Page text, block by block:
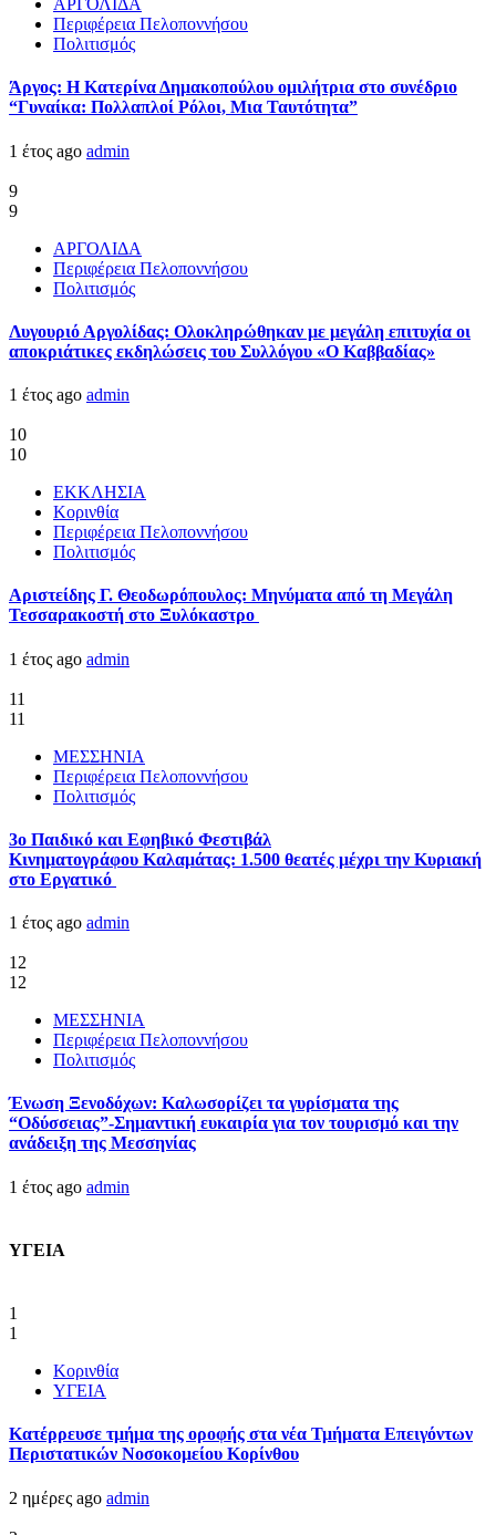
ΑΡΓΟΛΙΔΑ
Περιφέρεια Πελοποννήσου
Πολιτισμός
Άργος: Η Κατερίνα Δημακοπούλου ομιλήτρια στο συνέδριο
“Γυναίκα: Πολλαπλοί Ρόλοι, Μια Ταυτότητα”
1 έτος ago admin
9
9
ΑΡΓΟΛΙΔΑ
Περιφέρεια Πελοποννήσου
Πολιτισμός
Λυγουριό Αργολίδας: Ολοκληρώθηκαν με μεγάλη επιτυχία οι
αποκριάτικες εκδηλώσεις του Συλλόγου «Ο Καββαδίας»
1 έτος ago admin
10
10
ΕΚΚΛΗΣΙΑ
Κορινθία
Περιφέρεια Πελοποννήσου
Πολιτισμός
Αριστείδης Γ. Θεοδωρόπουλος: Μηνύματα από τη Μεγάλη
Τεσσαρακοστή στο Ξυλόκαστρο
1 έτος ago admin
11
11
ΜΕΣΣΗΝΙΑ
Περιφέρεια Πελοποννήσου
Πολιτισμός
3ο Παιδικό και Εφηβικό Φεστιβάλ
Κινηματογράφου Καλαμάτας: 1.500 θεατές μέχρι την Κυριακή
στο Εργατικό
1 έτος ago admin
12
12
ΜΕΣΣΗΝΙΑ
Περιφέρεια Πελοποννήσου
Πολιτισμός
Ένωση Ξενοδόχων: Καλωσορίζει τα γυρίσματα της
“Οδύσσειας”-Σημαντική ευκαιρία για τον τουρισμό και την
ανάδειξη της Μεσσηνίας
1 έτος ago admin
ΥΓΕΙΑ
1
1
Κορινθία
ΥΓΕΙΑ
Kατέρρευσε τμήμα της οροφής στα νέα Τμήματα Επειγόντων
Περιστατικών Νοσοκομείου Κορίνθου
2 ημέρες ago admin